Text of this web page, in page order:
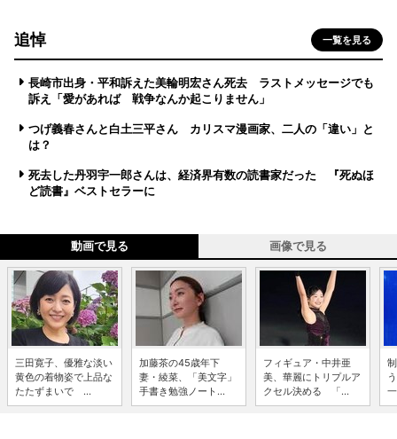
追悼 一覧を見る
長崎市出身・平和訴えた美輪明宏さん死去 ラストメッセージでも
訴え「愛があれば 戦争なんか起こりません」
つげ義春さんと白土三平さん カリスマ漫画家、二人の「違い」と
は？
死去した丹羽宇一郎さんは、経済界有数の読書家だった 『死ぬほ
ど読書』ベストセラーに
動画で見る 画像で見る
三田寛子、優雅な淡い
黄色の着物姿で上品な
たたずまいで ...
加藤茶の45歳年下
妻・綾菜、「美文字」
手書き勉強ノート...
フィギュア・中井亜
美、華麗にトリプルア
クセル決める 「...